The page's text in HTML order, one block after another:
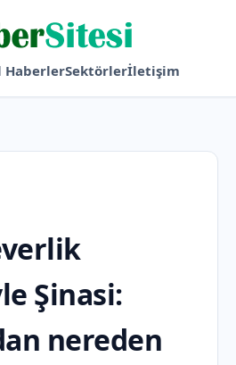
HaberlerSektörlerİletişim
Şinasi:
nereden